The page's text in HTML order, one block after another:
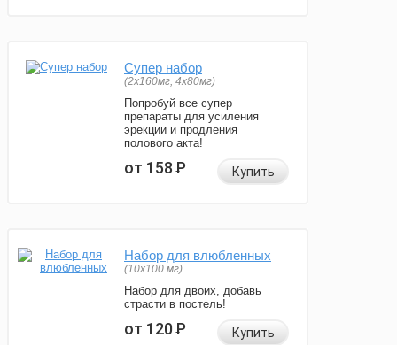
Супер набор
(2х160мг, 4х80мг)
Попробуй все супер
препараты для усиления
эрекции и продления
полового акта!
от 158Р Купить
Набор для влюбленных
(10х100 мг)
Набор для двоих, добавь
страсти в постель!
от 120Р Купить